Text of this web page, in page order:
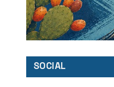
SOCIAL